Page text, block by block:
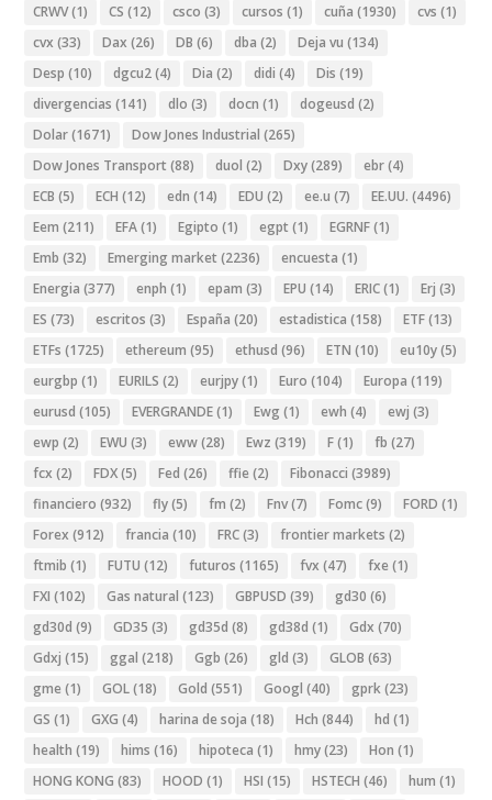
CRWV(1) CS (12) csco (3) cursos (1) cuña (1930) cvs (1)
cvx (33) Dax (26) DB (6) dba (2) Deja vu (134)
Desp (10) dgcu2(4) Dia (2) didi (4) Dis (19)
divergencias (141) dlo (3) docn (1) dogeusd (2)
Dolar(1671) Dow Jones Industrial (265)
Dow Jones Transport (88) duol (2) Dxy(289) ebr(4)
ECB (5) ECH (12) edn (14) EDU (2) ee.u (7) EE.UU. (4496)
Eem (211) EFA(1) Egipto (1) egpt (1) EGRNF(1)
Emb (32) Emerging market (2236) encuesta (1)
Energia (377) enph (1) epam (3) EPU (14) ERIC(1) Erj (3)
ES (73) escritos (3) España (20) estadistica (158) ETF(13)
ETFs (1725) ethereum (95) ethusd (96) ETN (10) eu10y(5)
eurgbp (1) EURILS (2) eurjpy(1) Euro (104) Europa (119)
eurusd (105) EVERGRANDE(1) Ewg (1) ewh (4) ewj (3)
ewp (2) EWU (3) eww(28) Ewz (319) F(1) fb (27)
fcx (2) FDX(5) Fed (26) ffie (2) Fibonacci (3989)
financiero (932) fly(5) fm (2) Fnv(7) Fomc(9) FORD (1)
Forex (912) francia (10) FRC(3) frontier markets (2)
ftmib (1) FUTU (12) futuros (1165) fvx (47) fxe (1)
FXI (102) Gas natural (123) GBPUSD (39) gd30 (6)
gd30d (9) GD35 (3) gd35d (8) gd38d (1) Gdx (70)
Gdxj (15) ggal (218) Ggb (26) gld (3) GLOB (63)
gme (1) GOL(18) Gold (551) Googl (40) gprk(23)
GS (1) GXG (4) harina de soja (18) Hch (844) hd (1)
health (19) hims (16) hipoteca (1) hmy(23) Hon (1)
HONG KONG (83) HOOD (1) HSI (15) HSTECH (46) hum (1)